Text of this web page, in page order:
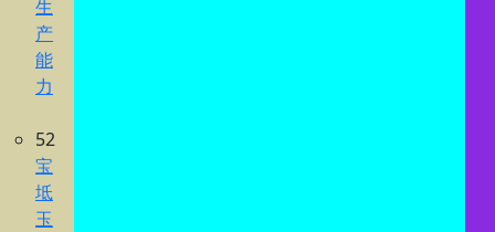
生
产
能
力
52
宝
坻
玉